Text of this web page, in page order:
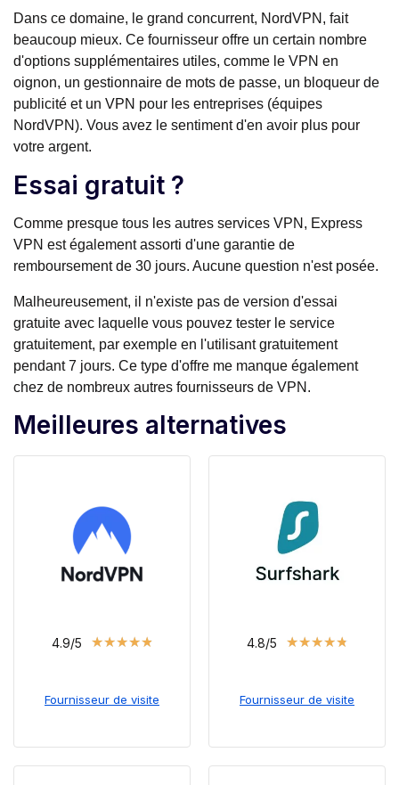
Dans ce domaine, le grand concurrent, NordVPN, fait
beaucoup mieux. Ce fournisseur offre un certain nombre
d'options supplémentaires utiles, comme le VPN en
oignon, un gestionnaire de mots de passe, un bloqueur de
publicité et un VPN pour les entreprises (équipes
NordVPN). Vous avez le sentiment d'en avoir plus pour
votre argent.
Essai gratuit ?
Comme presque tous les autres services VPN, Express
VPN est également assorti d'une garantie de
remboursement de 30 jours. Aucune question n'est posée.
Malheureusement, il n'existe pas de version d'essai
gratuite avec laquelle vous pouvez tester le service
gratuitement, par exemple en l'utilisant gratuitement
pendant 7 jours. Ce type d'offre me manque également
chez de nombreux autres fournisseurs de VPN.
Meilleures alternatives
4.9/5 ★★★★★
Fournisseur de visite
4.8/5 ★★★★★
Fournisseur de visite